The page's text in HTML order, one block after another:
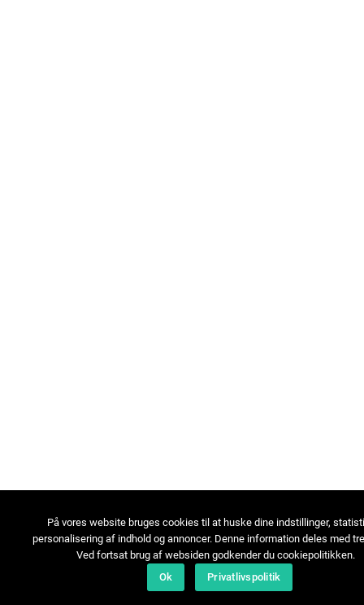
På vores website bruges cookies til at huske dine indstillinger,
personalisering af indhold og annoncer. Denne information deles med
Ved fortsat brug af websiden godkender du cookiepolitikken.
Ok
Privatlivspolitik